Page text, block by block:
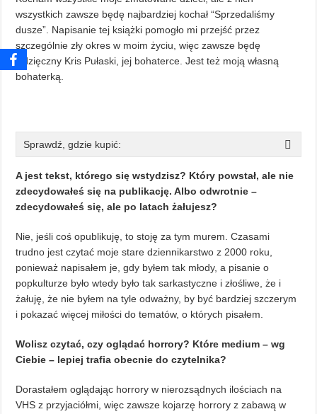
wszystkich zawsze będę najbardziej kochał “Sprzedaliśmy
dusze”. Napisanie tej książki pomogło mi przejść przez
szczególnie zły okres w moim życiu, więc zawsze będę
wdzięczny Kris Pułaski, jej bohaterce. Jest też moją własną
bohaterką.
Sprawdź, gdzie kupić:
A jest tekst, którego się wstydzisz? Który powstał, ale nie
zdecydowałeś się na publikację. Albo odwrotnie –
zdecydowałeś się, ale po latach żałujesz?
Nie, jeśli coś opublikuję, to stoję za tym murem. Czasami
trudno jest czytać moje stare dziennikarstwo z 2000 roku,
ponieważ napisałem je, gdy byłem tak młody, a pisanie o
popkulturze było wtedy było tak sarkastyczne i złośliwe, że i
żałuję, że nie byłem na tyle odważny, by być bardziej szczerym
i pokazać więcej miłości do tematów, o których pisałem.
Wolisz czytać, czy oglądać horrory? Które medium – wg
Ciebie – lepiej trafia obecnie do czytelnika?
Dorastałem oglądając horrory w nierozsądnych ilościach na
VHS z przyjaciółmi, więc zawsze kojarzę horrory z zabawą w